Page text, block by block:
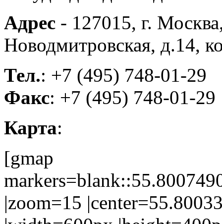
Адрес - 127015, г.
Новодмитровская, д.14,
Тел.: +7 (495) 748-01-29
Факс: +7 (495) 748-01-29
Карта:
[gmap
|zoom=15